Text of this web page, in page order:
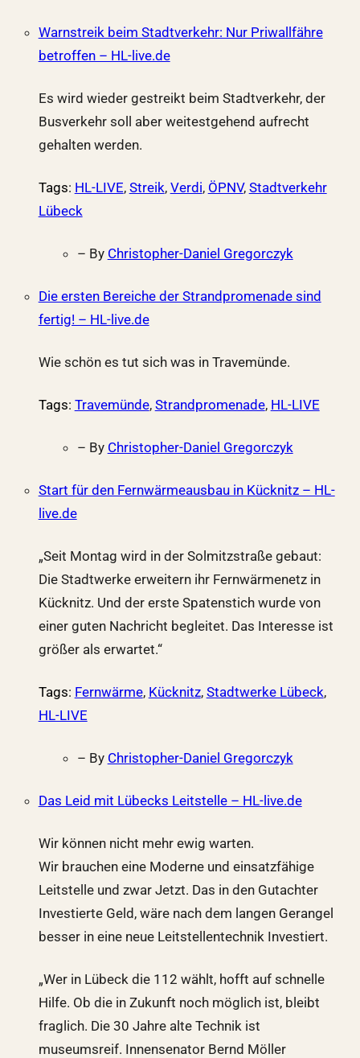
Warnstreik beim Stadtverkehr: Nur Priwallfähre
betroffen – HL-live.de
Es wird wieder gestreikt beim Stadtverkehr, der
Busverkehr soll aber weitestgehend aufrecht
gehalten werden.
Tags: HL-LIVE, Streik, Verdi, ÖPNV, Stadtverkehr
Lübeck
– By Christopher-Daniel Gregorczyk
Die ersten Bereiche der Strandpromenade sind
fertig! – HL-live.de
Wie schön es tut sich was in Travemünde.
Tags: Travemünde, Strandpromenade, HL-LIVE
– By Christopher-Daniel Gregorczyk
Start für den Fernwärmeausbau in Kücknitz – HL-
live.de
„Seit Montag wird in der Solmitzstraße gebaut:
Die Stadtwerke erweitern ihr Fernwärmenetz in
Kücknitz. Und der erste Spatenstich wurde von
einer guten Nachricht begleitet. Das Interesse ist
größer als erwartet.“
Tags: Fernwärme, Kücknitz, Stadtwerke Lübeck,
HL-LIVE
– By Christopher-Daniel Gregorczyk
Das Leid mit Lübecks Leitstelle – HL-live.de
Wir können nicht mehr ewig warten.
Wir brauchen eine Moderne und einsatzfähige
Leitstelle und zwar Jetzt. Das in den Gutachter
Investierte Geld, wäre nach dem langen Gerangel
besser in eine neue Leitstellentechnik Investiert.
„Wer in Lübeck die 112 wählt, hofft auf schnelle
Hilfe. Ob die in Zukunft noch möglich ist, bleibt
fraglich. Die 30 Jahre alte Technik ist
museumsreif. Innensenator Bernd Möller